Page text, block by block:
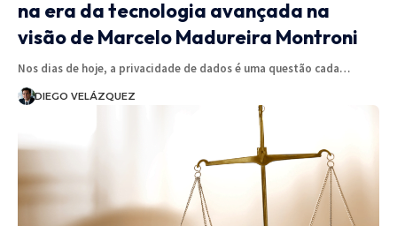
na era da tecnologia avançada na
visão de Marcelo Madureira Montroni
Nos dias de hoje, a privacidade de dados é uma questão cada…
DIEGO VELÁZQUEZ